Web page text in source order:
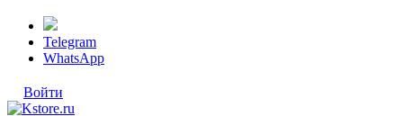
Telegram
WhatsApp
Войти